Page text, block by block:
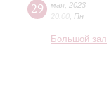
29 мая 2023
20:00 Пн
Большой зал